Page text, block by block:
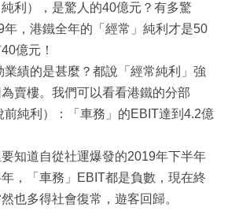
純利），是驚人的40億元？有多驚
年，港鐵全年的「經常」純利才是50
億元！
績的是甚麼？都說「經常純利」強
賣樓。我們可以看看港鐵的分部
前純利）：「車務」的EBIT達到4.2億
知道自從社運爆發的2019年下半年
，「車務」EBIT都是負數，現在終
也多得社會復常，遊客回歸。